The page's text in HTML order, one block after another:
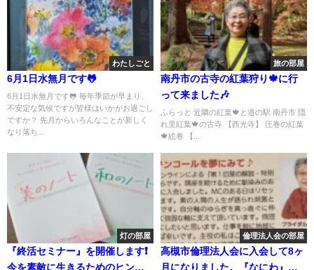
わたしごと
6月1日水無月です🐸
6月1日水無月です🐸 毎年季節が早まり、
不安定な気候ですが皆様はいかがお過ごし
ですか？ 先月からいろんなことが新しく
なり落ち...
旅の部屋
南丹市の古寺の紅葉狩り🍁に行
って来ました🎶
ふらっと 近隣の紅葉🍁と道の駅 南丹市 隠
れ里紅葉🍁の古寺 【西光寺】 圧巻の紅葉
🍁絵巻 【...
灯の部屋
『終活セミナー』を開催します❗
今を素敵に生きるためのヒント
倫理法人会の部屋
高槻市倫理法人会に入会して8ヶ
月になりました。『なにわ』